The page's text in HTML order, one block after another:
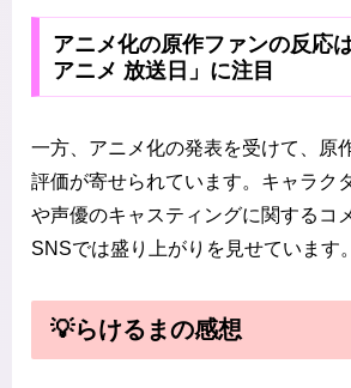
アニメ化の原作ファンの反応
アニメ 放送日」に注目
一方、アニメ化の発表を受けて、原
評価が寄せられています。キャラク
や声優のキャスティングに関するコ
SNSでは盛り上がりを見せています。
💡らけるまの感想